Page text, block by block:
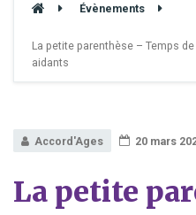
Évènements
La petite parenthèse – Temps
aidants
Accord'Ages 20 mars
La petite